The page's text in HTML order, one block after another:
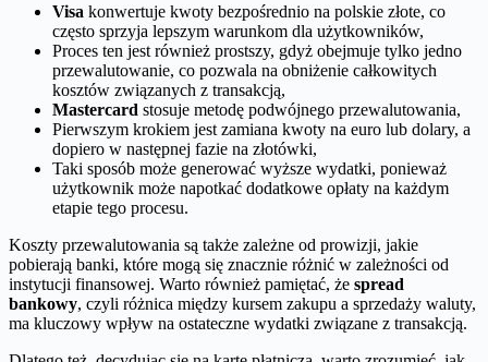
Visa konwertuje kwoty bezpośrednio na polskie złote, co
często sprzyja lepszym warunkom dla użytkowników,
Proces ten jest również prostszy, gdyż obejmuje tylko jedno
przewalutowanie, co pozwala na obniżenie całkowitych
kosztów związanych z transakcją,
Mastercard stosuje metodę podwójnego przewalutowania,
Pierwszym krokiem jest zamiana kwoty na euro lub dolary, a
dopiero w następnej fazie na złotówki,
Taki sposób może generować wyższe wydatki, ponieważ
użytkownik może napotkać dodatkowe opłaty na każdym
etapie tego procesu.
Koszty przewalutowania są także zależne od prowizji, jakie
pobierają banki, które mogą się znacznie różnić w zależności od
instytucji finansowej. Warto również pamiętać, że spread
bankowy, czyli różnica między kursem zakupu a sprzedaży waluty,
ma kluczowy wpływ na ostateczne wydatki związane z transakcją.